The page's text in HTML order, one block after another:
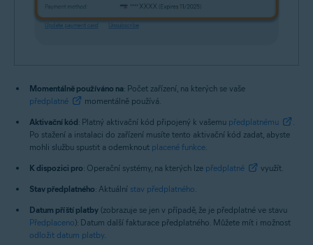
Momentálně používáno na: Počet zařízení, na kterých se vaše
předplatné
momentálně používá.
Aktivační kód: Platný aktivační kód připojený k vašemu předplatnému
Po stažení a instalaci do zařízení musíte tento aktivační kód zadat, abyste
mohli službu spustit a odemknout placené funkce
K dispozici pro: Operační systémy, na kterých lze předplatné
využít.
Stav předplatného: Aktuální stav předplatného
Datum příští platby (zobrazuje se jen v případě, že je předplatné ve stavu
Předplaceno): Datum další fakturace předplatného. Můžete mít i možnost
odložit datum platby